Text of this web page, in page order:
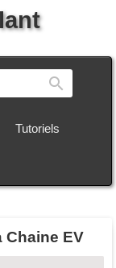
Tutoriels
Chaine EV